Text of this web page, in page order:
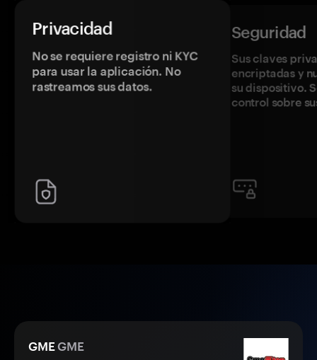
Privacidad
No se requiere registro ni KYC
para usar la aplicación. No
rastreamos sus datos.
Seguridad
Sus claves
encriptadas y
su dispositivo.
control sobre
GMEGME